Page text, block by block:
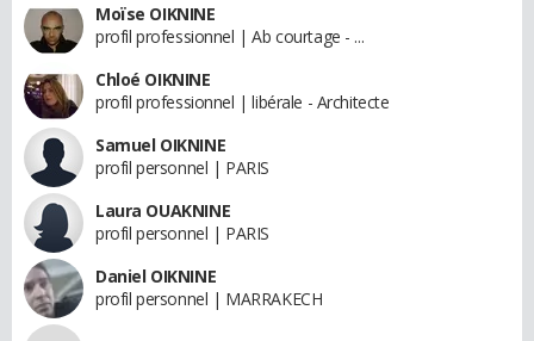
Moïse OIKNINE
profil professionnel | Ab courtage - ...
Chloé OIKNINE
profil professionnel | libérale - Architecte
Samuel OIKNINE
profil personnel | PARIS
Laura OUAKNINE
profil personnel | PARIS
Daniel OIKNINE
profil personnel | MARRAKECH